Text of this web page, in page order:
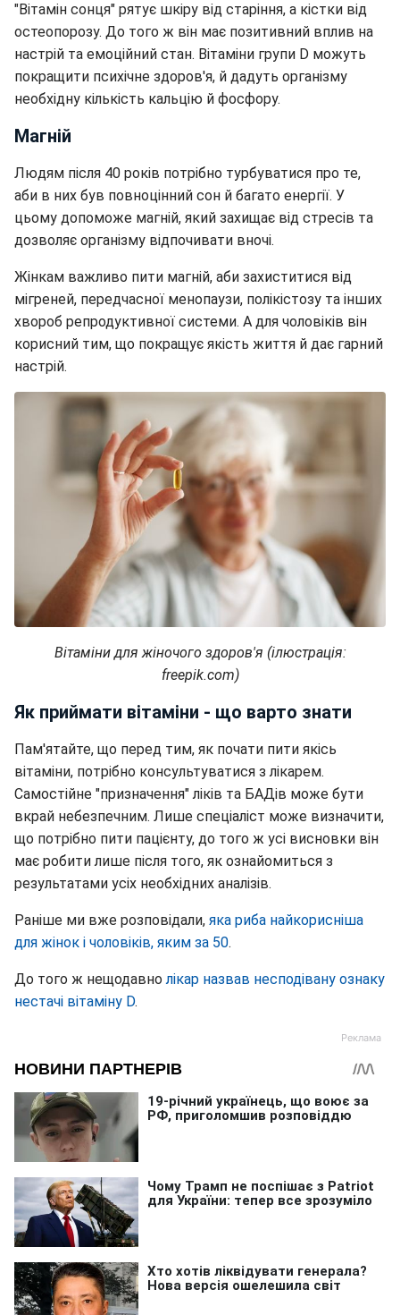
"Вітамін сонця" рятує шкіру від старіння, а кістки від
остеопорозу. До того ж він має позитивний вплив на
настрій та емоційний стан. Вітаміни групи D можуть
покращити психічне здоров'я, й дадуть організму
необхідну кількість кальцію й фосфору.
Магній
Людям після 40 років потрібно турбуватися про те,
аби в них був повноцінний сон й багато енергії. У
цьому допоможе магній, який захищає від стресів та
дозволяє організму відпочивати вночі.
Жінкам важливо пити магній, аби захиститися від
мігреней, передчасної менопаузи, полікістозу та інших
хвороб репродуктивної системи. А для чоловіків він
корисний тим, що покращує якість життя й дає гарний
настрій.
Вітаміни для жіночого здоров'я (ілюстрація:
freepik.com)
Як приймати вітаміни - що варто знати
Пам'ятайте, що перед тим, як почати пити якісь
вітаміни, потрібно консультуватися з лікарем.
Самостійне "призначення" ліків та БАДів може бути
вкрай небезпечним. Лише спеціаліст може визначити,
що потрібно пити пацієнту, до того ж усі висновки він
має робити лише після того, як ознайомиться з
результатами усіх необхідних аналізів.
Раніше ми вже розповідали, яка риба найкорисніша
для жінок і чоловіків, яким за 50.
До того ж нещодавнолікар назвав несподівану ознаку
нестачі вітаміну D.